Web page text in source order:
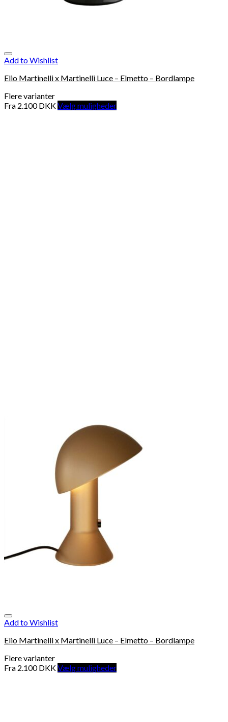
Add to Wishlist
Elio Martinelli x Martinelli Luce – Elmetto – Bordlampe
Flere varianter
Fra 2.100DKKVælg muligheder
Add to Wishlist
Elio Martinelli x Martinelli Luce – Elmetto – Bordlampe
Flere varianter
Fra 2.100DKKVælg muligheder